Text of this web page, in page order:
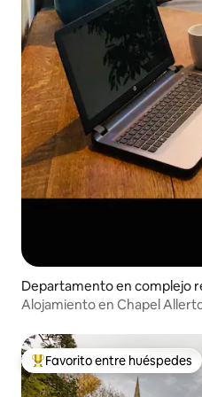
Departamento en complejo
hapel Allerton
Alojamiento en Chapel
Favorito entre los huéspedes
Favorito entre huéspedes